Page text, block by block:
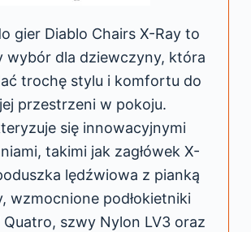
gier Diablo Chairs X-Ray to
wybór dla dziewczyny, która
trochę stylu i komfortu do
przestrzeni w pokoju.
się innowacyjnymi
takimi jak zagłówek X-
lędźwiowa z pianką
wzmocnione podłokietniki
szwy Nylon LV3 oraz